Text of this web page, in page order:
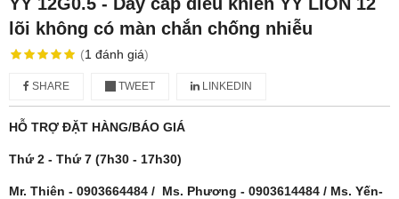
lõi không có màn chắn chống nhiễu
(1 đánh giá)
SHARE TWEET LINKEDIN
HỖ TRỢ ĐẶT HÀNG/BÁO GIÁ
Thứ 2 - Thứ 7 (7h30 - 17h30)
Mr. Thiên - 0903664484 / Ms. Phương - 0903614484 / Ms. Yến-